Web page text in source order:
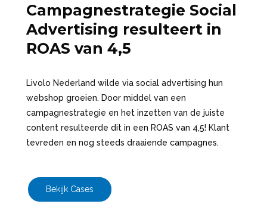
Campagnestrategie Social
Advertising resulteert in
ROAS van 4,5
Livolo Nederland wilde via social advertising hun
webshop groeien. Door middel van een
campagnestrategie en het inzetten van de juiste
content resulteerde dit in een ROAS van 4,5! Klant
tevreden en nog steeds draaiende campagnes.
Bekijk Cases